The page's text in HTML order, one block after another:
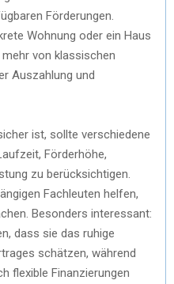
Förderungen.
Wohnung oder ein Haus
von klassischen
Auszahlung und
ist, sollte verschiedene
Förderhöhe,
zu berücksichtigen.
Fachleuten helfen,
Besonders interessant:
dass sie das ruhige
schätzen, während
flexible Finanzierungen